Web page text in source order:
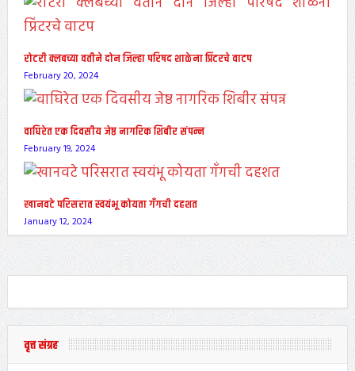
रोटरी क्लबच्या वतीने दोन जिल्हा परिषद शाळेना प्रिंटरचे वाटप
February 20, 2024
वाघिरेत एक दिवसीय जेष्ठ नागरिक शिबीर संपन्न
February 19, 2024
खानवटे परिसरात स्वयंभू कोयता गॅंगची दहशत
January 12, 2024
वृत्त संग्रह